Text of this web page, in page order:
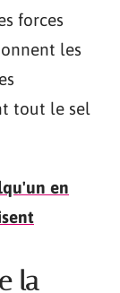
forces
les
tout le sel
en
la